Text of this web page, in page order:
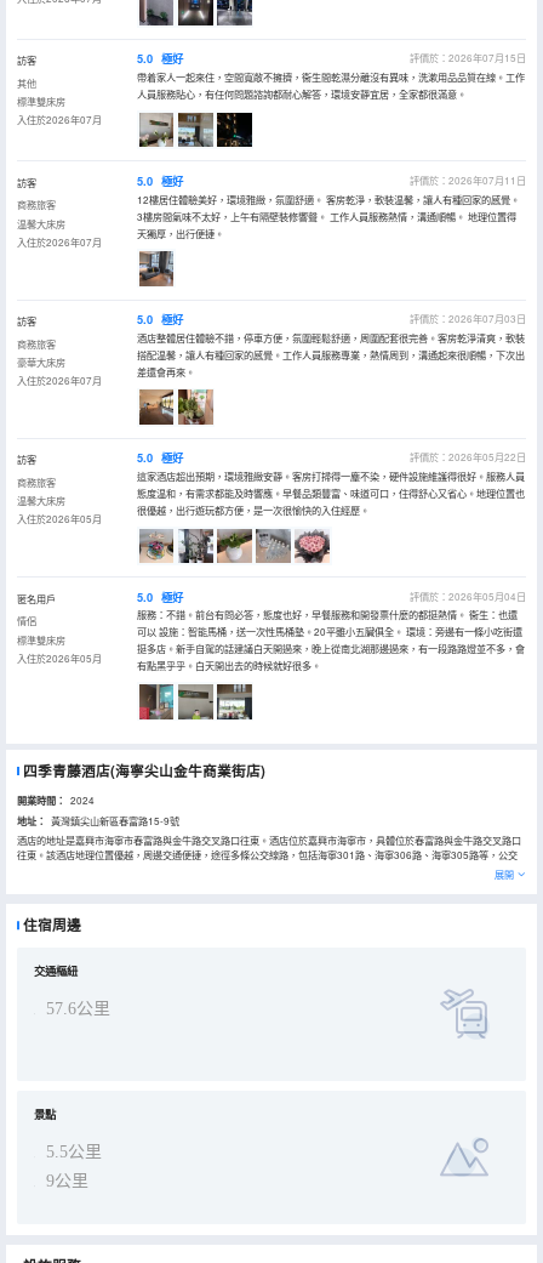
訪客
其他
標準雙床房
入住於2026年07月
5.0 極好
評價於：2026年07月15日
帶着家人一起來住，空間寬敞不擁擠，衞生間乾濕分離沒有異味，洗漱用品品質在線。工作
人員服務貼心，有任何問題諮詢都耐心解答，環境安靜宜居，全家都很滿意。
訪客
商務旅客
温馨大床房
入住於2026年07月
5.0 極好
評價於：2026年07月11日
12樓居住體驗美好，環境雅緻，氛圍舒適。 客房乾淨，軟裝温馨，讓人有種回家的感覺。
3樓房間氣味不太好，上午有隔壁裝修響聲。 工作人員服務熱情，溝通順暢。 地理位置得
天獨厚，出行便捷。
訪客
商務旅客
豪華大床房
入住於2026年07月
5.0 極好
評價於：2026年07月03日
酒店整體居住體驗不錯，停車方便，氛圍輕鬆舒適，周圍配套很完善。客房乾淨清爽，軟裝
搭配温馨，讓人有種回家的感覺。工作人員服務專業，熱情周到，溝通起來很順暢，下次出
差還會再來。
訪客
商務旅客
温馨大床房
入住於2026年05月
5.0 極好
評價於：2026年05月22日
這家酒店超出預期，環境雅緻安靜。客房打掃得一塵不染，硬件設施維護得很好。服務人員
態度温和，有需求都能及時響應。早餐品類豐富、味道可口，住得舒心又省心。地理位置也
很優越，出行遊玩都方便，是一次很愉快的入住經歷。
匿名用戶
情侶
標準雙床房
入住於2026年05月
5.0 極好
評價於：2026年05月04日
服務：不錯。前台有問必答，態度也好，早餐服務和開發票什麼的都挺熱情。 衞生：也還
可以 設施：智能馬桶，送一次性馬桶墊。20平雖小五臟俱全。 環境：旁邊有一條小吃街還
挺多店。新手自駕的話建議白天開過來，晚上從南北湖那邊過來，有一段路路燈並不多，會
有點黑乎乎。白天開出去的時候就好很多。
四季青藤酒店(海寧尖山金牛商業街店)
開業時間： 2024
地址：
黃灣鎮尖山新區春富路15-9號
酒店的地址是嘉興市海寧市春富路與金牛路交叉路口往東。‌酒店位於嘉興市海寧市，‌具體位於春富路與金牛路交叉路口
往東。‌該酒店地理位置優越，‌周邊交通便捷，‌途徑多條公交線路，‌包括海寧301路、‌海寧306路、‌海寧305路等，‌公交
站有高點一號站、‌潮湧橋、‌高點九號站。‌此外，‌酒店靠近美駒路、‌潮湧橋、‌永盛路、‌永豐路，‌為旅客提供了便利的出行
展開
住宿周邊
交通樞紐
57.6公里
景點
5.5公里
9公里